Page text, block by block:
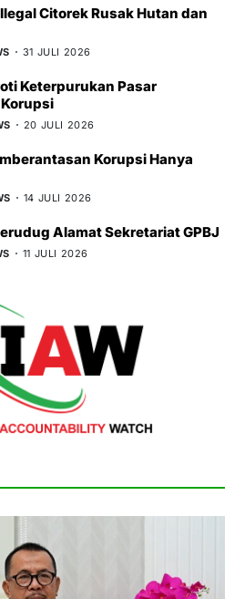
Citorek Rusak Hutan dan
31 JULI 2026
Keterpurukan Pasar
20 JULI 2026
Korupsi Hanya
14 JULI 2026
Alamat Sekretariat GPBJ
11 JULI 2026